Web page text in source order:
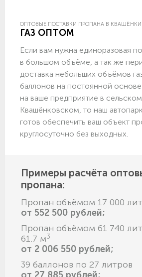
ОПТОВЫЕ ПОСТАВКИ ПРОПАНА В КВАШЁНКИ
ГАЗ ОПТОМ
Если вам нужна единоразовая
в большом объёме, а так же
доставка небольших объёмов
баллонов на постоянной
на ваше предприятие в
Квашёнковском, то наш
готов обеспечить ваш объект
круглосуточно без выходных.
Примеры расчёта
пропана:
Пропан объёмом 17 000
от 552 500 рублей;
Пропан объёмом 61 740
61.7 м3
от 2 006 550 рублей;
39 баллонов по 27 литров